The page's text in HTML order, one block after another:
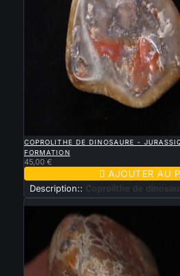
COPROLITHE DE DINOSAURE -
FORMATION
45,00 €
 AJOUTER AU
Description:: Coprolithe de